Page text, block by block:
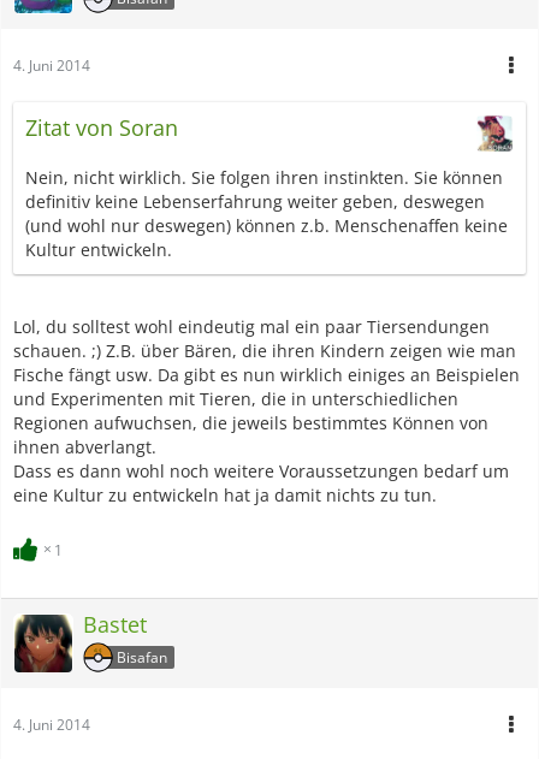
4. Juni 2014
Zitat von Soran
Nein, nicht wirklich. Sie folgen ihren instinkten. Sie können
definitiv keine Lebenserfahrung weiter geben, deswegen
(und wohl nur deswegen) können z.b. Menschenaffen keine
Kultur entwickeln.
Lol, du solltest wohl eindeutig mal ein paar Tiersendungen
schauen. ;) Z.B. über Bären, die ihren Kindern zeigen wie man
Fische fängt usw. Da gibt es nun wirklich einiges an Beispielen
und Experimenten mit Tieren, die in unterschiedlichen
Regionen aufwuchsen, die jeweils bestimmtes Können von
ihnen abverlangt.
Dass es dann wohl noch weitere Voraussetzungen bedarf um
eine Kultur zu entwickeln hat ja damit nichts zu tun.
1
Bastet
Bisafan
4. Juni 2014